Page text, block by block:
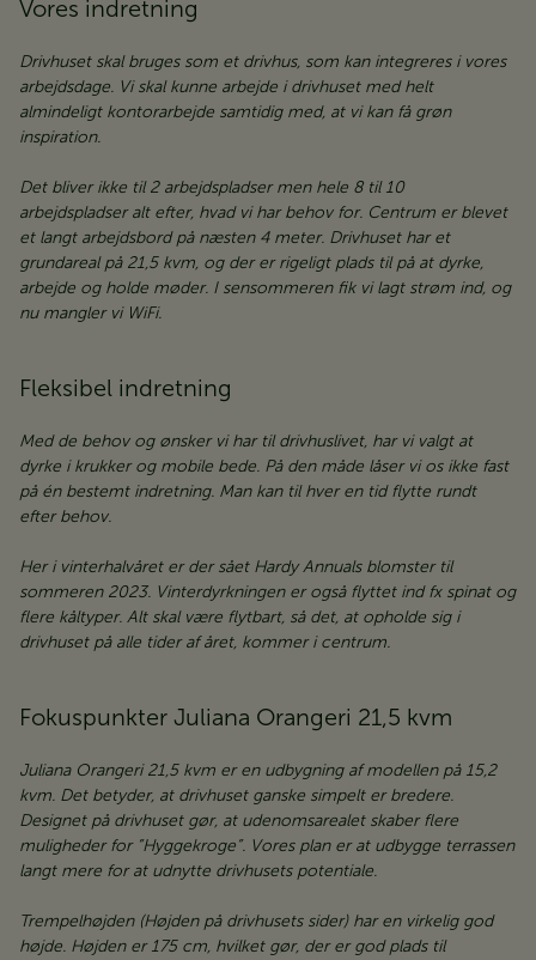
Vores indretning
Drivhuset skal bruges som et drivhus, som kan integreres i vores
arbejdsdage. Vi skal kunne arbejde i drivhuset med helt
almindeligt kontorarbejde samtidig med, at vi kan få grøn
inspiration.
Det bliver ikke til 2 arbejdspladser men hele 8 til 10
arbejdspladser alt efter, hvad vi har behov for. Centrum er blevet
et langt arbejdsbord på næsten 4 meter. Drivhuset har et
grundareal på 21,5 kvm, og der er rigeligt plads til på at dyrke,
arbejde og holde møder. I sensommeren fik vi lagt strøm ind, og
nu mangler vi WiFi.
Fleksibel indretning
Med de behov og ønsker vi har til drivhuslivet, har vi valgt at
dyrke i krukker og mobile bede. På den måde låser vi os ikke fast
på én bestemt indretning. Man kan til hver en tid flytte rundt
efter behov.
Her i vinterhalvåret er der sået Hardy Annuals blomster til
sommeren 2023. Vinterdyrkningen er også flyttet ind fx spinat og
flere kåltyper. Alt skal være flytbart, så det, at opholde sig i
drivhuset på alle tider af året, kommer i centrum.
Fokuspunkter Juliana Orangeri 21,5 kvm
Juliana Orangeri 21,5 kvm er en udbygning af modellen på 15,2
kvm. Det betyder, at drivhuset ganske simpelt er bredere.
Designet på drivhuset gør, at udenomsarealet skaber flere
muligheder for ”Hyggekroge”. Vores plan er at udbygge terrassen
langt mere for at udnytte drivhusets potentiale.
Trempelhøjden (Højden på drivhusets sider) har en virkelig god
højde. Højden er 175 cm, hvilket gør, der er god plads til